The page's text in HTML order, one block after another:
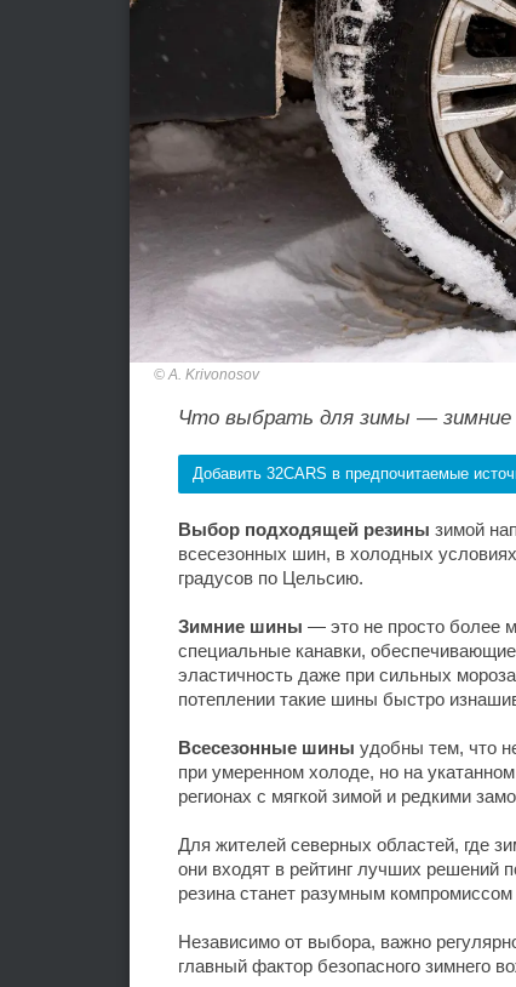
A. Krivonosov
Что выбрать для зимы — зимние
Добавить 32CARS в предпочитаемые
Выбор подходящей резины зимой
всесезонных шин, в холодных
градусов по Цельсию.
Зимние шины — это не просто более
специальные канавки,
эластичность даже при сильных
потеплении такие шины быстро
Всесезонные шины удобны тем, что
при умеренном холоде, но на
регионах с мягкой зимой и редкими
Для жителей северных областей, где
они входят в рейтинг лучших решений
резина станет разумным
Независимо от выбора, важно
главный фактор безопасного зимнего